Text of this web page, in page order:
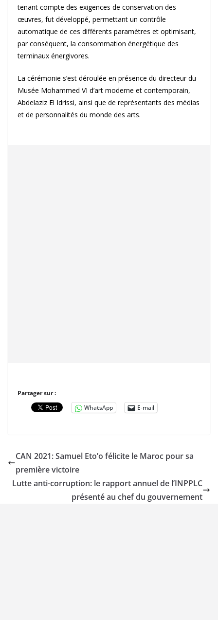
tenant compte des exigences de conservation des
œuvres, fut développé, permettant un contrôle
automatique de ces différents paramètres et optimisant,
par conséquent, la consommation énergétique des
terminaux énergivores.
La cérémonie s’est déroulée en présence du directeur du
Musée Mohammed VI d’art moderne et contemporain,
Abdelaziz El Idrissi, ainsi que de représentants des médias
et de personnalités du monde des arts.
Partager sur :
WhatsApp
E-mail
CAN 2021: Samuel Eto’o félicite le Maroc pour sa
première victoire
Lutte anti-corruption: le rapport annuel de l’INPPLC
présenté au chef du gouvernement